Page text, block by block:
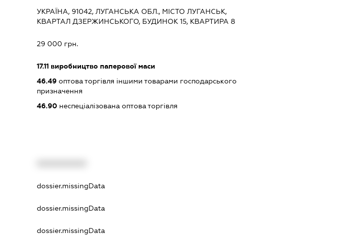
УКРАЇНА, 91042, ЛУГАНСЬКА ОБЛ., МІСТО ЛУГАНСЬК,
КВАРТАЛ ДЗЕРЖИНСЬКОГО, БУДИНОК 15, КВАРТИРА 8
29 000 грн.
17.11 виробництво паперової маси
46.49 оптова торгівля іншими товарами господарського
призначення
46.90 неспеціалізована оптова торгівля
dossier.missingData
dossier.missingData
dossier.missingData